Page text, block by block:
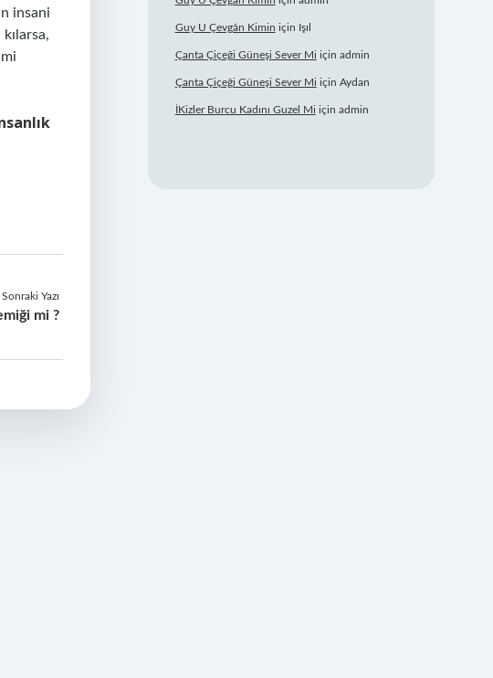
insani
Sonraki Yazı
mi ?
Guy U Çevgân Kimin için Işıl
Çanta Çiçeği Güneşi Sever Mi için admin
Çanta Çiçeği Güneşi Sever Mi için Aydan
İKizler Burcu Kadını Guzel Mi için admin